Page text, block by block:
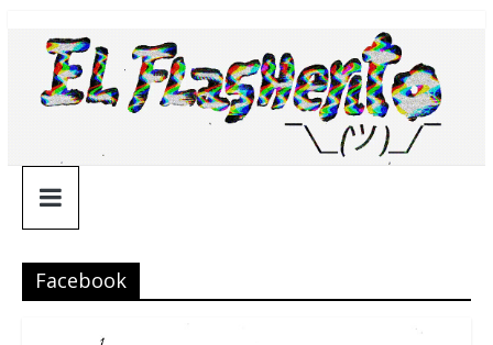
contenido
¯\_(ツ)_/
¯
Facebook